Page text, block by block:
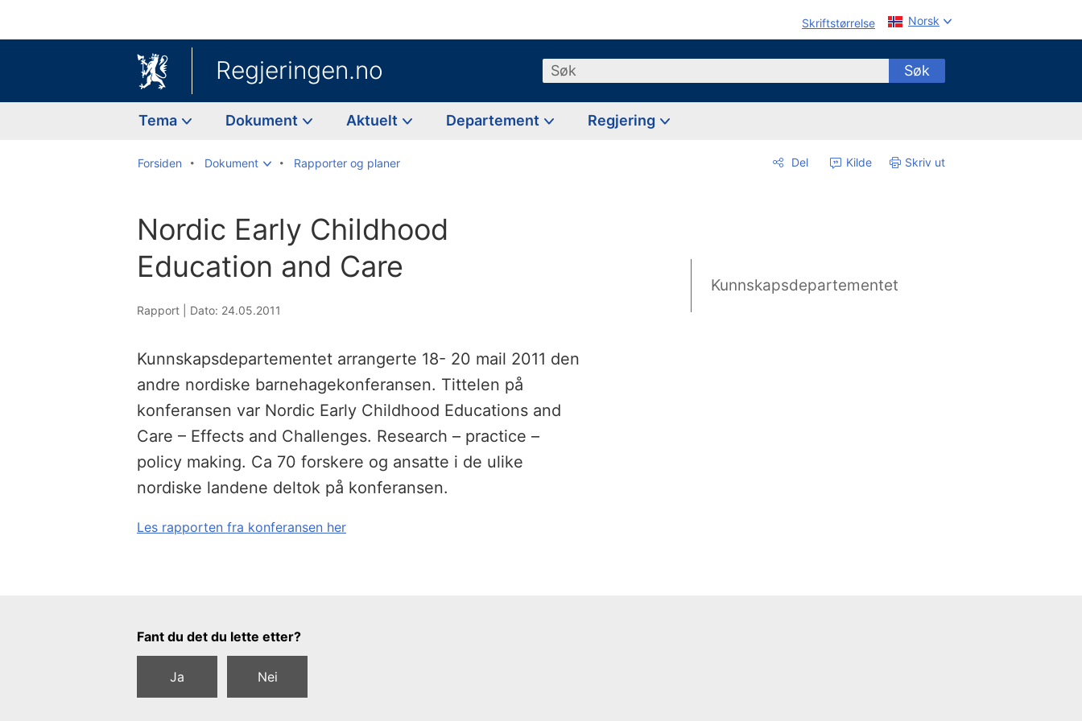
Skriftstørrelse Norsk
Regjeringen.no Søk Søk
Tema Dokument Aktuelt Departement Regjering
Forsiden Dokument Rapporter og planer Del Kilde Skriv ut
Nordic Early Childhood
Education and Care
Rapport | Dato: 24.05.2011
Kunnskapsdepartementet arrangerte 18- 20 mail 2011 den
andre nordiske barnehagekonferansen. Tittelen på
konferansen var Nordic Early Childhood Educations and
Care – Effects and Challenges. Research – practice –
policy making. Ca 70 forskere og ansatte i de ulike
nordiske landene deltok på konferansen.
Les rapporten fra konferansen her
Kunnskapsdepartementet
Tilbakemeldingsskjema
Fant du det du lette etter?
Ja Nei